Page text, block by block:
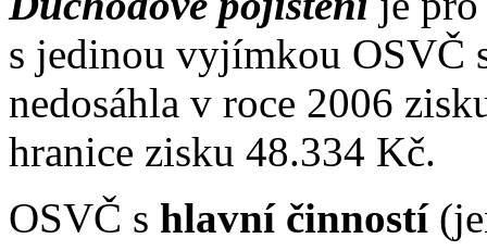
s jedinou vyjímkou OSVČ
nedosáhla v roce 2006
hranice zisku 48.334 Kč.
OSVČ s hlavní činností